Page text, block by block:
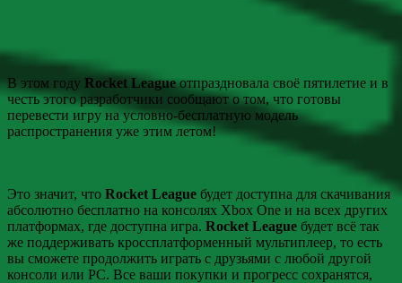
В этом году Rocket Leagueотпраздновала своё пятилетие и в
честь этого разработчики сообщают о том, что готовы
перевести игру на условно-бесплатную модель
распространения уже этим летом!
Это значит, что Rocket League будет доступна для скачивания
абсолютно бесплатно на консолях Xbox One и на всех других
платформах, где доступна игра. Rocket League будет всё так
же поддерживать кроссплатформенный мультиплеер, то есть
вы сможете продолжить играть с друзьями с любой другой
консоли или PC. Все ваши покупки и прогресс сохранятся,